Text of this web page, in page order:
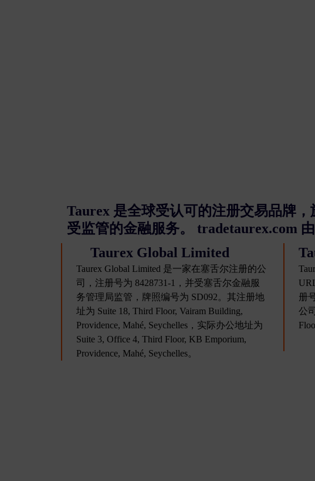
Taurex 是全球受认可的注册交易品牌
受监管的金融服务。 tradetaurex.com
Taurex Global Limited
Taurex Global Limited 是一家在塞舌尔注册的公
司，注册号为 8428731-1，并受塞舌尔金融服
务管理局监管，牌照编号为 SD092。其注册地
址为 Suite 18, Third Floor, Vairam Building,
Providence, Mahé, Seychelles，实际办公地址为
Suite 3, Office 4, Third Floor, KB Emporium,
Providence, Mahé, Seychelles。
册
公